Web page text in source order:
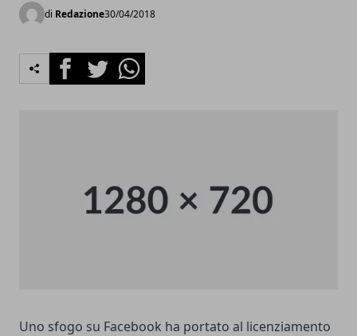
di Redazione30/04/2018
FacebookTwitterWhatsapp
Uno sfogo su Facebook ha portato al licenziamento